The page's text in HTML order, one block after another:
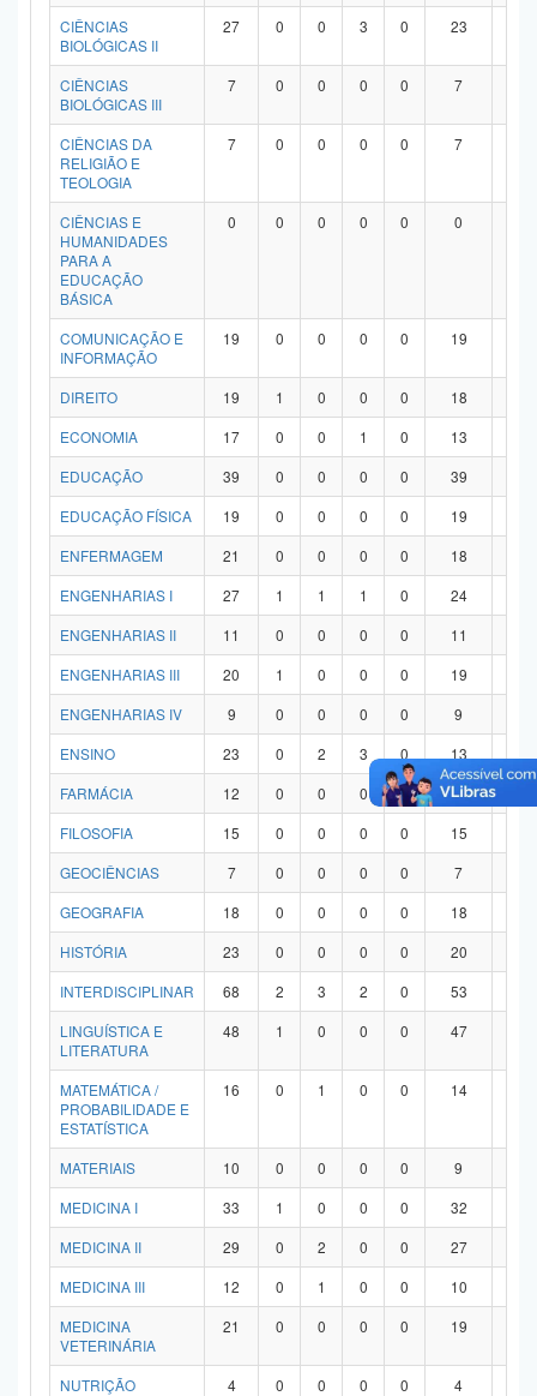
CIÊNCIAS
BIOLÓGICAS II
27 0 0 3 0 23
CIÊNCIAS
BIOLÓGICAS III
7 0 0 0 0 7
CIÊNCIAS DA
RELIGIÃO E
TEOLOGIA
7 0 0 0 0 7
CIÊNCIAS E
HUMANIDADES
PARA A
EDUCAÇÃO
BÁSICA
0 0 0 0 0 0
COMUNICAÇÃO E
INFORMAÇÃO
19 0 0 0 0 19
DIREITO 19 1 0 0 0 18
ECONOMIA
17 0 0 1 0 13
EDUCAÇÃO
39 0 0 0 0 39
EDUCAÇÃO FÍSICA
19 0 0 0 0 19
ENFERMAGEM
21 0 0 0 0 18
ENGENHARIAS I
27 1 1 1 0 24
ENGENHARIAS II
11 0 0 0 0 11
ENGENHARIAS III
20 1 0 0 0 19
ENGENHARIAS IV
9 0 0 0 0 9
ENSINO
23 0 2 3 0 13
FARMÁCIA
12 0 0 0 0 12
FILOSOFIA
15 0 0 0 0 15
GEOCIÊNCIAS
7 0 0 0 0 7
GEOGRAFIA
18 0 0 0 0 18
HISTÓRIA
23 0 0 0 0 20
INTERDISCIPLINAR
68 2 3 2 0 53
LINGUÍSTICA E
LITERATURA
48 1 0 0 0 47
MATEMÁTICA /
PROBABILIDADE E
ESTATÍSTICA
16 0 1 0 0 14
MATERIAIS 10 0 0 0 0 9
MEDICINA I
33 1 0 0 0 32
MEDICINA II
29 0 2 0 0 27
MEDICINA III
12 0 1 0 0 10
MEDICINA
VETERINÁRIA
21 0 0 0 0 19
NUTRIÇÃO 4 0 0 0 0 4